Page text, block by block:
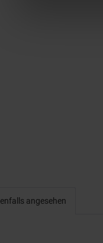
angesehen